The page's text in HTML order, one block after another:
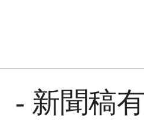
- 新聞稿